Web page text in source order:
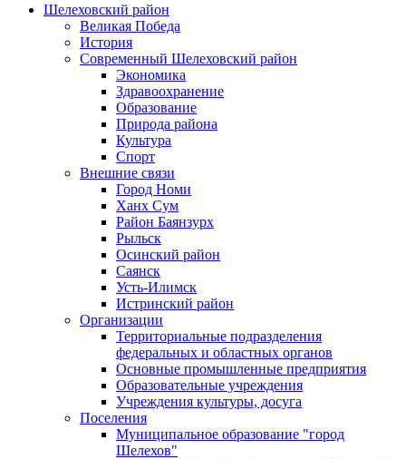
Шелеховский район
Великая Победа
История
Современный Шелеховский район
Экономика
Здравоохранение
Образование
Природа района
Культура
Спорт
Внешние связи
Город Номи
Ханх Сум
Район Баянзурх
Рыльск
Осинский район
Саянск
Усть-Илимск
Истринский район
Организации
Территориальные подразделения
федеральных и областных органов
Основные промышленные предприятия
Образовательные учреждения
Учреждения культуры, досуга
Поселения
Муниципальное образование "город
Шелехов"